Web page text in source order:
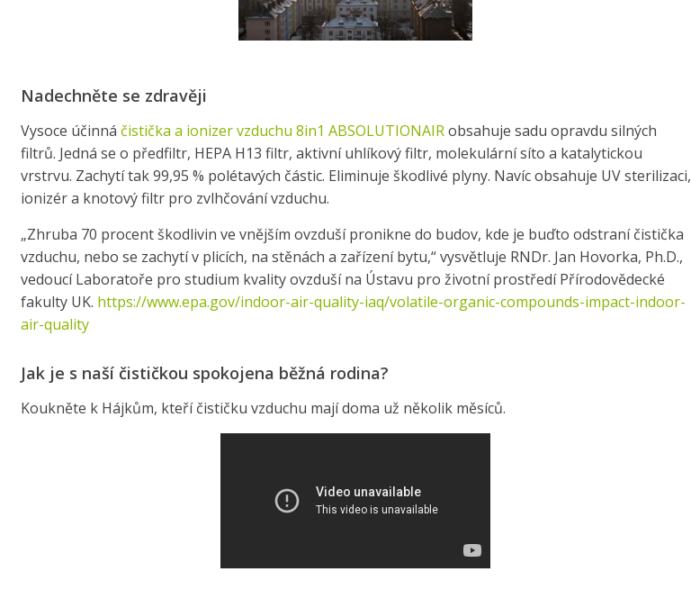
Nadechněte se zdravěji
Vysoce účinná čistička a ionizer vzduchu 8in1 ABSOLUTIONAIRobsahuje sadu opravdu silných
filtrů. Jedná se o předfiltr, HEPA H13 filtr, aktivní uhlíkový filtr, molekulární síto a katalytickou
vrstrvu. Zachytí tak 99,95 % polétavých částic. Eliminuje škodlivé plyny. Navíc obsahuje UV sterilizaci,
ionizér a knotový filtr pro zvlhčování vzduchu.
„Zhruba 70 procent škodlivin ve vnějším ovzduší pronikne do budov, kde je buďto odstraní čistička
vzduchu, nebo se zachytí v plicích, na stěnách a zařízení bytu,“ vysvětluje RNDr. Jan Hovorka, Ph.D.,
vedoucí Laboratoře pro studium kvality ovzduší na Ústavu pro životní prostředí Přírodovědecké
fakulty UK. https://www.epa.gov/indoor-air-quality-iaq/volatile-organic-compounds-impact-indoor-
air-quality
Jak je s naší čističkou spokojena běžná rodina?
Koukněte k Hájkům, kteří čističku vzduchu mají doma už několik měsíců.